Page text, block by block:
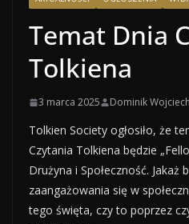
Temat Dnia
Tolkiena
3 marca 2025 Dominik
Tolkien Society ogłosiło, że
Czytania Tolkiena będzie
Drużyna i Społeczność. Jakaż
zaangażowania się w
tego święta, czy to poprzez